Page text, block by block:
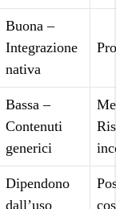
Buona –
Integrazione
nativa
Bassa –
Contenuti
generici
Dipendono
dall’uso